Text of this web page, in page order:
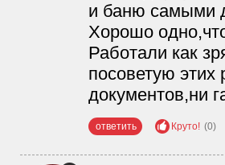
и баню самыми
Хорошо
Работали как
посоветую этих
документов,ни
ответить Круто! (0)